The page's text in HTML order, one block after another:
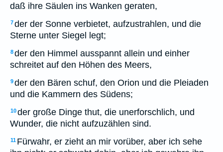
daß ihre Säulen ins Wanken geraten,
7der der Sonne verbietet, aufzustrahlen, und die
Sterne unter Siegel legt;
8der den Himmel ausspannt allein und einher
schreitet auf den Höhen des Meers,
9der den Bären schuf, den Orion und die Pleiaden
und die Kammern des Südens;
10der große Dinge thut, die unerforschlich, und
Wunder, die nicht aufzuzählen sind.
11 Fürwahr, er zieht an mir vorüber, aber ich sehe